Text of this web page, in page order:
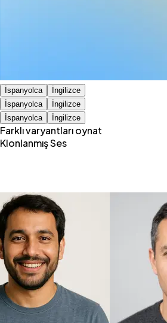
İspanyolca
İngilizce
İspanyolca
İngilizce
İspanyolca
İngilizce
Farklı varyantları oynat
Klonlanmış Ses